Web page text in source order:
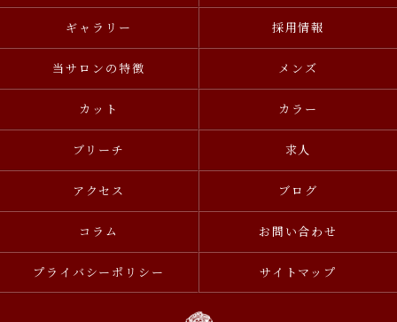
ギャラリー 採用情報
当サロンの特徴 メンズ
カット カラー
ブリーチ 求人
アクセス ブログ
コラム お問い合わせ
プライバシーポリシー サイトマップ